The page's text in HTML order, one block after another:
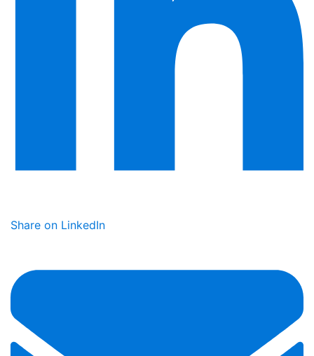
Share on LinkedIn